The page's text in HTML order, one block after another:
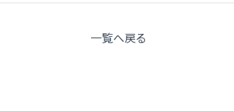
一覧へ戻る